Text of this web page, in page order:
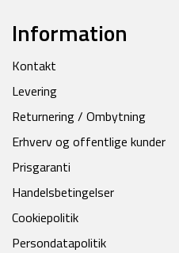
Information
Kontakt
Levering
Returnering / Ombytning
Erhverv og offentlige kunder
Prisgaranti
Handelsbetingelser
Cookiepolitik
Persondatapolitik